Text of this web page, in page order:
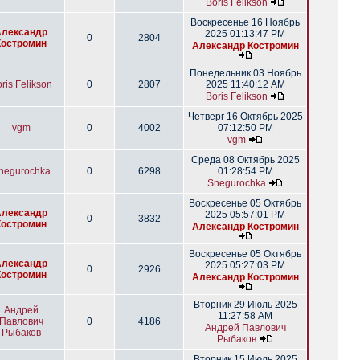
Boris Felikson
0 2804
Воскресенье 16 Ноябрь
2025 01:13:47 PM
Александр Костромин
Felikson 0 2807
Понедельник 03 Ноябрь
2025 11:40:12 AM
Boris Felikson
vgm 0 4002
Четверг 16 Октябрь 2025
07:12:50 PM
vgm
0 6298
Среда 08 Октябрь 2025
01:28:54 PM
Snegurochka
0 3832
Воскресенье 05 Октябрь
2025 05:57:01 PM
Александр Костромин
0 2926
Воскресенье 05 Октябрь
2025 05:27:03 PM
Александр Костромин
Андрей
Павлович
Рыбаков
0 4186
Вторник 29 Июль 2025
11:27:58 AM
Андрей Павлович
Рыбаков